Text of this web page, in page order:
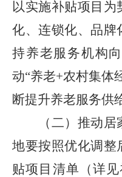
以实施补贴项目
化、连锁化、品牌
持养老服务机构
动“养老+农村集体
断提升养老服务供
（二）推动
地要按照优化调整
贴项目清单（详